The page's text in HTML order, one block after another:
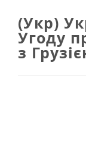
(Укр)
Угоду
з